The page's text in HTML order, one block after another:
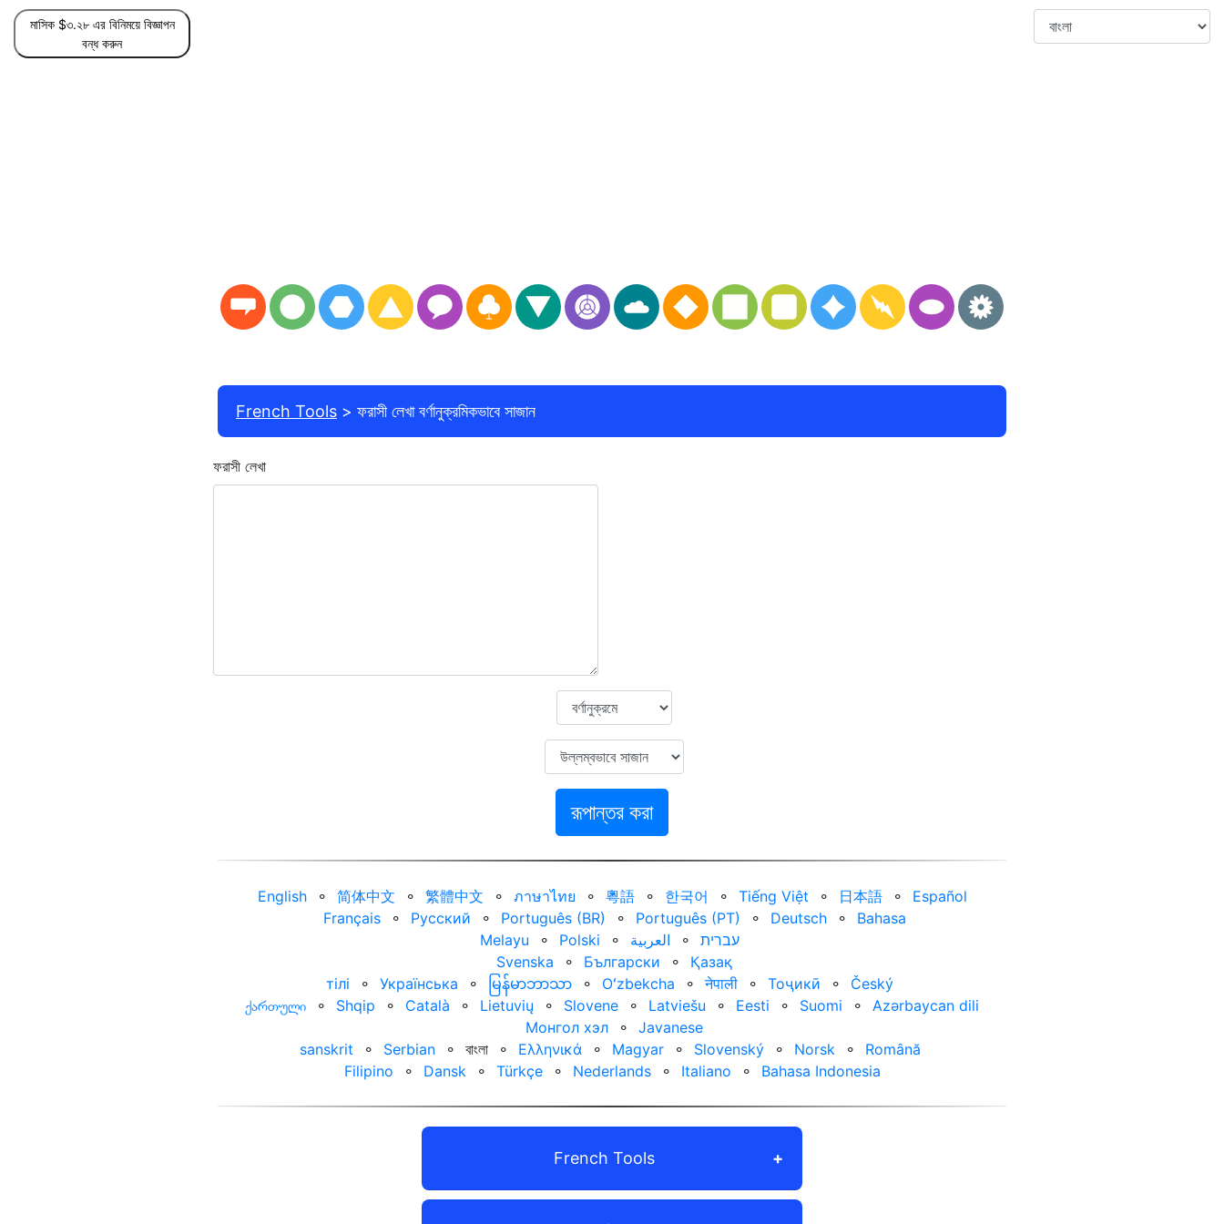
মাসিক $৩.২৮ এর বিনিময়ে বিজ্ঞাপন
বন্ধ করুন
French Tools ফরাসী লেখা বর্ণানুক্রমিকভাবে সাজান
ফরাসী লেখা
রূপান্তর করা
English ⚬ 简体中文 ⚬ 繁體中文 ⚬ ภาษาไทย ⚬ 粵語 ⚬ 한국어 ⚬ Tiếng Việt ⚬ 日本語 ⚬
Español
Français
⚬ Русский ⚬ Português (BR) ⚬ Português (PT) ⚬ Deutsch ⚬
Bahasa
Melayu
⚬ Polski ⚬ العربية‏ ⚬
עברית‏
Svenska
⚬ Български ⚬
Қазақ
тілі
⚬ Українська ⚬ မြန်မာဘာသာ ⚬ Oʻzbekcha ⚬ नेपाली ⚬ Тоҷикӣ ⚬
Český
ქართული
⚬ Shqip ⚬ Català ⚬ Lietuvių ⚬ Slovene ⚬ Latviešu ⚬ Eesti ⚬ Suomi ⚬
Azərbaycan dili
Монгол хэл
⚬
Javanese
sanskrit
⚬ Serbian ⚬ বাংলা ⚬ Ελληνικά ⚬ Magyar ⚬ Slovenský ⚬ Norsk ⚬
Română
Filipino
⚬ Dansk ⚬ Türkçe ⚬ Nederlands ⚬ Italiano ⚬ Bahasa Indonesia
French Tools